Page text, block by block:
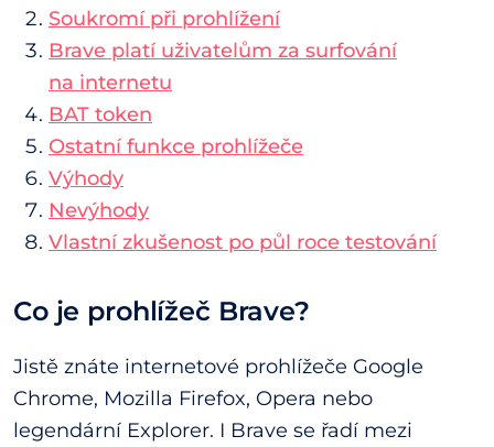
Soukromí při prohlížení
Brave platí uživatelům za surfování
na internetu
BAT token
Ostatní funkce prohlížeče
Výhody
Nevýhody
Vlastní zkušenost po půl roce testování
Co je prohlížeč Brave?
Jistě znáte internetové prohlížeče Google
Chrome, Mozilla Firefox, Opera nebo
legendární Explorer. I Brave se řadí mezi